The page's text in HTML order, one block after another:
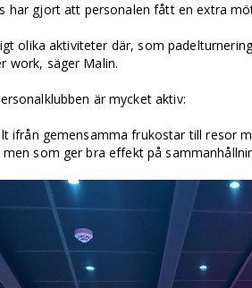
har gjort att personalen fått en extra
olika aktiviteter där, som
work, säger Malin.
är mycket aktiv:
ifrån gemensamma frukostar till resor
som ger bra effekt på